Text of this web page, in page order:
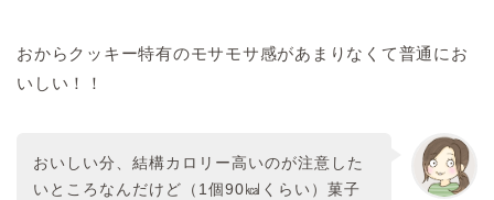
おからクッキー特有のモサモサ感があまりなくて普通にお
いしい！！
おいしい分、結構カロリー高いのが注意した
いところなんだけど（1個90㎉くらい）菓子